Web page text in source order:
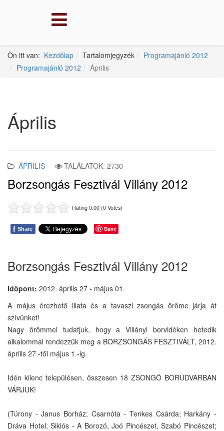
Ön itt van: Kezdőlap Tartalomjegyzék
Programajánló 2012
Programajánló 2012
Április
Április
ÁPRILIS TALÁLATOK: 2730
Borzsongás Fesztivál Villány 2012
Rating 0.00 (0 Votes)
f Share Save
Borzsongás Fesztivál Villány 2012
Időpont: 2012. április 27 - május 01.
A május érezhető illata és a tavaszi zsongás öröme járja át
szívünket!
Nagy örömmel tudatjuk, hogy a Villányi borvidéken hetedik
alkalommal rendezzük meg a BORZSONGÁS FESZTIVÁLT, 2012.
április 27.-től május 1.-ig.
Idén kilenc településen, összesen 18 ZSONGÓ BORUDVARBAN
VÁRJUK!
(Túrony - Janus Borház; Csarnóta - Tenkes Csárda; Harkány -
Dráva Hotel; Siklós - A Borozó, Joó Pincészet, Szabó Pincészet;